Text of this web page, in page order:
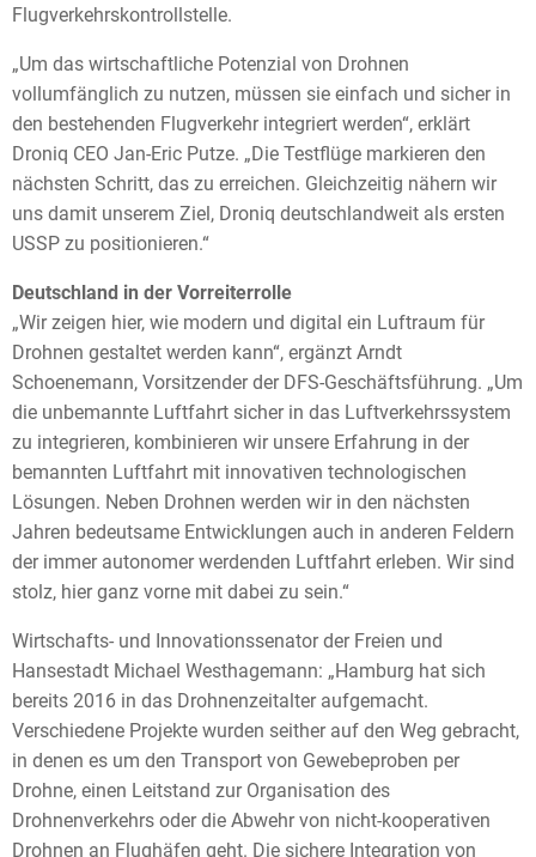
Flugverkehrskontrollstelle.
„Um das wirtschaftliche Potenzial von Drohnen
vollumfänglich zu nutzen, müssen sie einfach und sicher in
den bestehenden Flugverkehr integriert werden“, erklärt
Droniq CEO Jan-Eric Putze. „Die Testflüge markieren den
nächsten Schritt, das zu erreichen. Gleichzeitig nähern wir
uns damit unserem Ziel, Droniq deutschlandweit als ersten
USSP zu positionieren.“
Deutschland in der Vorreiterrolle
„Wir zeigen hier, wie modern und digital ein Luftraum für
Drohnen gestaltet werden kann“, ergänzt Arndt
Schoenemann, Vorsitzender der DFS-Geschäftsführung. „Um
die unbemannte Luftfahrt sicher in das Luftverkehrssystem
zu integrieren, kombinieren wir unsere Erfahrung in der
bemannten Luftfahrt mit innovativen technologischen
Lösungen. Neben Drohnen werden wir in den nächsten
Jahren bedeutsame Entwicklungen auch in anderen Feldern
der immer autonomer werdenden Luftfahrt erleben. Wir sind
stolz, hier ganz vorne mit dabei zu sein.“
Wirtschafts- und Innovationssenator der Freien und
Hansestadt Michael Westhagemann: „Hamburg hat sich
bereits 2016 in das Drohnenzeitalter aufgemacht.
Verschiedene Projekte wurden seither auf den Weg gebracht,
in denen es um den Transport von Gewebeproben per
Drohne, einen Leitstand zur Organisation des
Drohnenverkehrs oder die Abwehr von nicht-kooperativen
Drohnen an Flughäfen geht. Die sichere Integration von